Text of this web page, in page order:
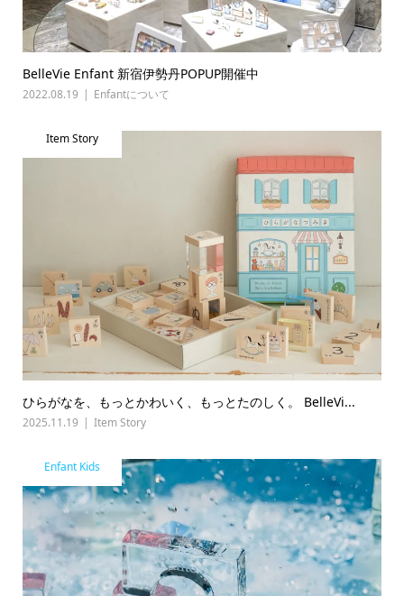
BelleVie Enfant 新宿伊勢丹POPUP開催中
2022.08.19 Enfantについて
Item Story
ひらがなを、もっとかわいく、もっとたのしく。 BelleVi...
2025.11.19 Item Story
Enfant Kids